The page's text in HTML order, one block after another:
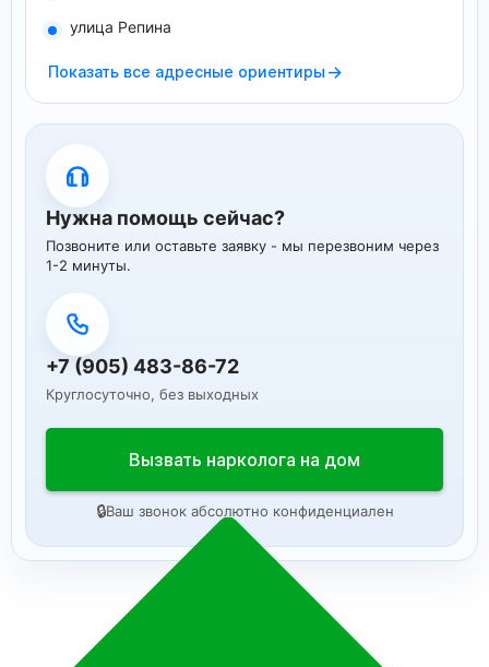
улица Репина
Показать все адресные ориентиры →
Нужна помощь сейчас?
Позвоните или оставьте заявку - мы перезвоним через
1-2 минуты.
+7 (905) 483-86-72
Круглосуточно, без выходных
Вызвать нарколога на дом
🔒Ваш звонок абсолютно конфиденциален